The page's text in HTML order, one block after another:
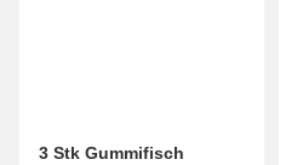
3 Stk Gummifisch